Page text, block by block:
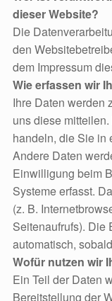
dieser Website?
Die
den
dem Impressum
Wie erfassen wir
Ihre Daten werden
uns diese
handeln, die Sie in
Andere Daten
Einwilligung beim
Systeme erfasst.
(z. B.
Seitenaufrufs). Die
automatisch,
Wofür nutzen wir
Ein Teil der Daten
Bereitstellung der